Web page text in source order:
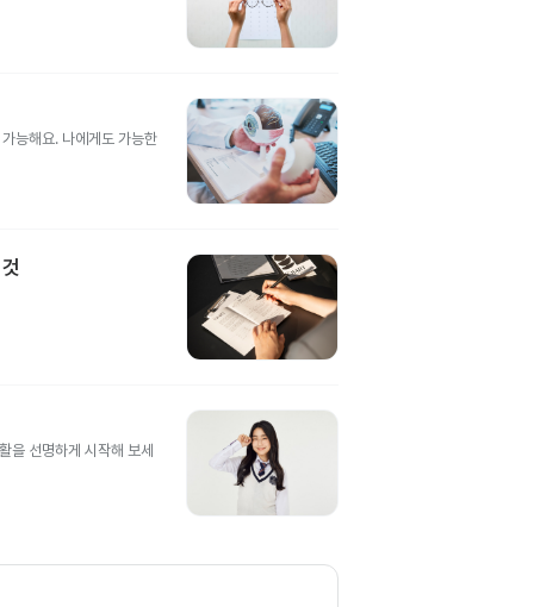
능해요. 나에게도 가능한
을 선명하게 시작해 보세